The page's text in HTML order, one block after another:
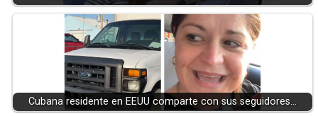
Cubana residente en EEUU comparte con sus seguidores…